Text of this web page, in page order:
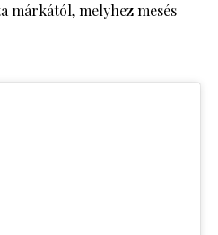
márkától, melyhez mesés